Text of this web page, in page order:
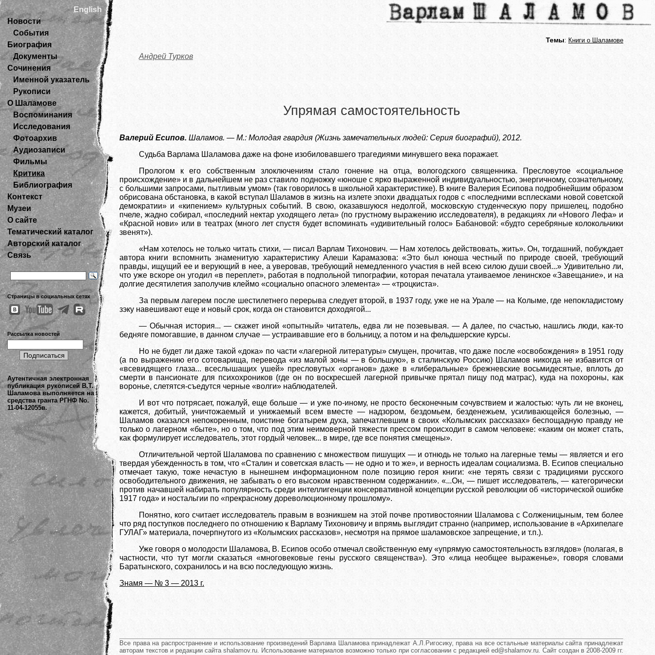
English
Новости
События
Биография
Документы
Сочинения
Именной указатель
Рукописи
О Шаламове
Воспоминания
Исследования
Фотоархив
Аудиозаписи
Фильмы
Критика
Библиография
Контекст
Музеи
О сайте
Тематический каталог
Авторский каталог
Связь
Страницы в социальных сетях
Рассылка новостей
Аутентичная электронная
публикация рукописей В.Т.
Шаламова выполняется на
средства гранта РГНФ No.
11-04-12055в.
Темы: Книги о Шаламове
Андрей Турков
Упрямая самостоятельность
Валерий Есипов. Шаламов. — М.: Молодая гвардия (Жизнь замечательных людей: Серия биографий), 2012.
Судьба Варлама Шаламова даже на фоне изобиловавшего трагедиями минувшего века поражает.
Прологом к его собственным злоключениям стало гонение на отца, вологодского священника. Пресловутое «социальное
происхождение» и в дальнейшем не раз ставило подножку «юноше с ярко выраженной индивидуальностью, энергичному, сознательному,
с большими запросами, пытливым умом» (так говорилось в школьной характеристике). В книге Валерия Есипова подробнейшим образом
обрисована обстановка, в какой вступал Шаламов в жизнь на излете эпохи двадцатых годов с «последними всплесками новой советской
демократии» и «кипением» культурных событий. В свою, оказавшуюся недолгой, московскую студенческую пору пришелец, подобно
пчеле, жадно собирал, «последний нектар уходящего лета» (по грустному выражению исследователя), в редакциях ли «Нового Лефа» и
«Красной нови» или в театрах (много лет спустя будет вспоминать «удивительный голос» Бабановой: «будто серебряные колокольчики
звенят»).
«Нам хотелось не только читать стихи, — писал Варлам Тихонович. — Нам хотелось действовать, жить». Он, тогдашний, побуждает
автора книги вспомнить знаменитую характеристику Алеши Карамазова: «Это был юноша честный по природе своей, требующий
правды, ищущий ее и верующий в нее, а уверовав, требующий немедленного участия в ней всею силою души своей...» Удивительно ли,
что уже вскоре он угодил «в переплет», работая в подпольной типографии, которая печатала утаиваемое ленинское «Завещание», и на
долгие десятилетия заполучив клеймо «социально опасного элемента» — «троцкиста».
За первым лагерем после шестилетнего перерыва следует второй, в 1937 году, уже не на Урале — на Колыме, где непокладистому
зэку навешивают еще и новый срок, когда он становится доходягой...
— Обычная история... — скажет иной «опытный» читатель, едва ли не позевывая. — А далее, по счастью, нашлись люди, как-то
бедняге помогавшие, в данном случае — устраивавшие его в больницу, а потом и на фельдшерские курсы.
Но не будет ли даже такой «дока» по части «лагерной литературы» смущен, прочитав, что даже после «освобождения» в 1951 году
(а по выражению его сотоварища, перевода «из малой зоны — в большую», в сталинскую Россию) Шаламов никогда не избавится от
«всевидящего глаза... всеслышащих ушей» пресловутых «органов» даже в «либеральные» брежневские восьмидесятые, вплоть до
смерти в пансионате для психохроников (где он по воскресшей лагерной привычке прятал пищу под матрас), куда на похороны, как
воронье, слетятся-съедутся черные «волги» наблюдателей.
И вот что потрясает, пожалуй, еще больше — и уже по-иному, не просто бесконечным сочувствием и жалостью: чуть ли не вконец,
кажется, добитый, уничтожаемый и унижаемый всем вместе — надзором, бездомьем, безденежьем, усиливающейся болезнью, —
Шаламов оказался непокоренным, поистине богатырем духа, запечатлевшим в своих «Колымских рассказах» беспощадную правду не
только о лагерном «быте», но о том, что под этим неимоверной тяжести прессом происходит в самом человеке: «каким он может стать,
как формулирует исследователь, этот гордый человек... в мире, где все понятия смещены».
Отличительной чертой Шаламова по сравнению с множеством пишущих — и отнюдь не только на лагерные темы — является и его
твердая убежденность в том, что «Сталин и советская власть — не одно и то же», и верность идеалам социализма. В. Есипов специально
отмечает такую, тоже нечастую в нынешнем информационном поле позицию героя книги: «не терять связи с традициями русского
освободительного движения, не забывать о его высоком нравственном содержании». «...Он, — пишет исследователь, — категорически
против начавшей набирать популярность среди интеллигенции консервативной концепции русской революции об «исторической ошибке
1917 года» и ностальгии по «прекрасному дореволюционному прошлому».
Понятно, кого считает исследователь правым в возникшем на этой почве противостоянии Шаламова с Солженицыным, тем более
что ряд поступков последнего по отношению к Варламу Тихоновичу и впрямь выглядит странно (например, использование в «Архипелаге
ГУЛАГ» материала, почерпнутого из «Колымских рассказов», несмотря на прямое шаламовское запрещение, и т.п.).
Уже говоря о молодости Шаламова, В. Есипов особо отмечал свойственную ему «упрямую самостоятельность взглядов» (полагая, в
частности, что тут могли сказаться «многовековые гены русского священства»). Это «лица необщее выраженье», говоря словами
Баратынского, сохранилось и на всю последующую жизнь.
Знамя — № 3 — 2013 г.
Все права на распространение и использование произведений Варлама Шаламова принадлежат А.Л.Ригосику, права на все остальные материалы сайта принадлежат
авторам текстов и редакции сайта shalamov.ru. Использование материалов возможно только при согласовании с редакцией ed@shalamov.ru. Сайт создан в 2008-2009 гг.